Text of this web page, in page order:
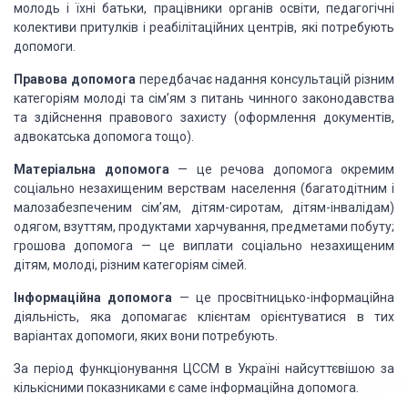
молодь і їхні батьки, працівники органів освіти, педагогічні
колективи притулків і реабілітаційних центрів, які потребують
допомоги.
Правова допомога передбачає надання консультацій різним
категоріям молоді та сім’ям з питань чинного законодавства
та здійснення правового захисту (оформлення документів,
адвокатська допомога тощо).
Матеріальна допомога — це речова допомога окремим
соціально незахищеним верствам населення (багатодітним і
малозабезпеченим сім’ям, дітям-сиротам, дітям-інвалідам)
одягом, взуттям, продуктами харчування, предметами побуту;
грошова допомога — це виплати соціально незахищеним
дітям, молоді, різним категоріям сімей.
Інформаційна допомога — це просвітницько-інформаційна
діяльність, яка допомагає клієнтам орієнтуватися в тих
варіантах допомоги, яких вони потребують.
За період функціонування ЦССМ в Україні найсуттєвішою за
кількісними показниками є саме інформаційна допомога.